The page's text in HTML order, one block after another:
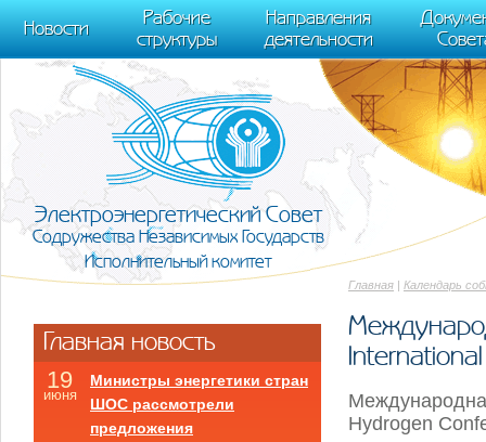
m[i].l=1*new Date(); for (var j = 0; j < document.scripts.length; j++) {if
[0],k.async=1,k.src=r,a.parentNode.insertBefore(k,a)}) (window,
trackLinks:true, accurateTrackBounce:true });
Новости
Рабочие
структуры
Направления
деятельности
Электроэнергетический Совет
Содружества Независимых Государств
Исполнительный комитет
Главная | Календарь
Hydrogen
Главная новость
19
июня
Министры энергетики стран
ШОС рассмотрели
предложения